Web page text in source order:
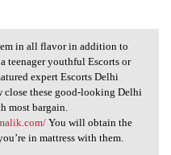
them in all
in all flavor in addition to
teenager youthful Escorts or
expert Escorts Delhi
close these good-looking Delhi
most bargain.
You will obtain the
in mattress with them.